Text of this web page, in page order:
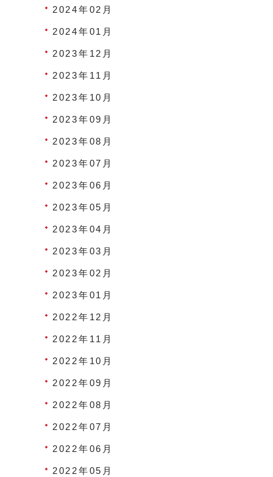
2024年02月
2024年01月
2023年12月
2023年11月
2023年10月
2023年09月
2023年08月
2023年07月
2023年06月
2023年05月
2023年04月
2023年03月
2023年02月
2023年01月
2022年12月
2022年11月
2022年10月
2022年09月
2022年08月
2022年07月
2022年06月
2022年05月